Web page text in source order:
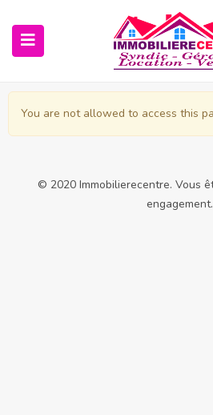
You are not allowed to access this
© 2020 Immobilierecentre. Vous
engagement.